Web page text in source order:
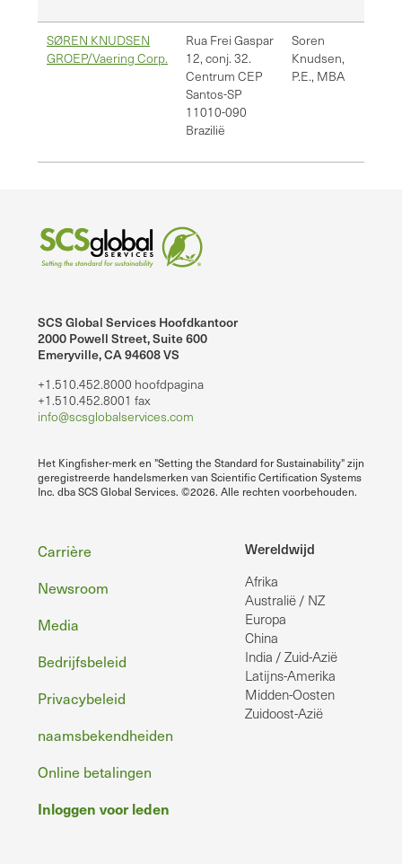
SØREN KNUDSEN
GROEP/Vaering Corp.
Rua Frei Gaspar
12, conj. 32.
Centrum CEP
Santos-SP
11010-090
Brazilië
Soren
Knudsen,
P.E., MBA
SCS Global Services Hoofdkantoor
2000 Powell Street, Suite 600
Emeryville, CA 94608 VS
+1.510.452.8000 hoofdpagina
+1.510.452.8001 fax
info@scsglobalservices.com
Het Kingfisher-merk en "Setting the Standard for Sustainability" zijn
geregistreerde handelsmerken van Scientific Certification Systems
Inc. dba SCS Global Services. ©2026. Alle rechten voorbehouden.
Wereldwijd
Afrika
Australië / NZ
Europa
China
India / Zuid-Azië
Latijns-Amerika
Midden-Oosten
Zuidoost-Azië
Voettekst
Carrière
Newsroom
Media
Bedrijfsbeleid
Privacybeleid
naamsbekendheiden
Online betalingen
Inloggen voor leden